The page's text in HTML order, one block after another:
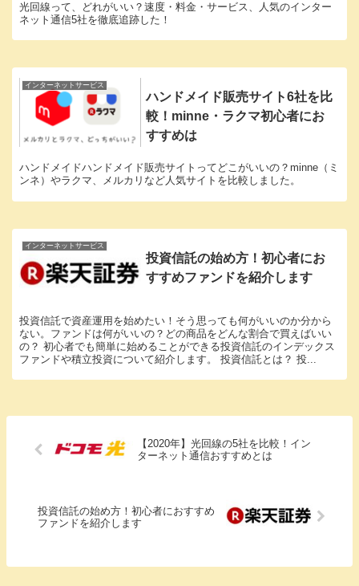
光回線って、どれがいい？速度・料金・サービス、人気のインター
ネット通信5社を徹底追跡した！
インターネットサービス
ハンドメイド販売サイト6社を比
較！minne・ラクマ初心者にお
すすめは
ハンドメイドハンドメイド販売サイトってどこがいいの？minne（ミ
ンネ）やラクマ、メルカリなど人気サイトを比較しました。
インターネットサービス
投資信託の始め方！初心者にお
すすめファンドを紹介します
投資信託で資産運用を始めたい！そう思っても何がいいのか分から
ない。ファンドは何がいいの？どの商品をどんな割合で買えばいい
の？ 初心者でも簡単に始めることができる投資信託のインデックス
ファンドや積立投資について紹介します。 投資信託とは？ 投...
【2020年】光回線の5社を比較！イン
ターネット通信おすすめとは
投資信託の始め方！初心者におすすめ
ファンドを紹介します